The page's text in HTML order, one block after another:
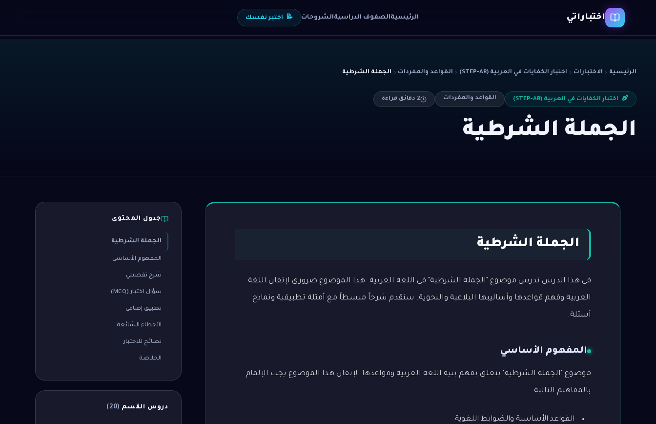
اختباراتي الرئيسيةالصفوف الدراسيةالشروحات 📝 اختبر نفسك
الرئيسية الاختبارات اختبار الكفايات في العربية (STEP-AR) القواعد والمفردات الجملة الشرطية
اختبار الكفايات في العربية (STEP-AR) القواعد والمفردات 2 دقائق قراءة
الجملة الشرطية
الجملة الشرطية
في هذا الدرس ندرس موضوع "الجملة الشرطية" في اللغة العربية. هذا الموضوع ضروري لإتقان اللغة
العربية وفهم قواعدها وأساليبها البلاغية والنحوية. سنقدم شرحاً مبسطاً مع أمثلة تطبيقية ونماذج
أسئلة.
المفهوم الأساسي
موضوع "الجملة الشرطية" يتعلق بفهم بنية اللغة العربية وقواعدها. لإتقان هذا الموضوع يجب الإلمام
بالمفاهيم التالية:
القواعد الأساسية والضوابط اللغوية
جدول المحتوى
الجملة الشرطية
المفهوم الأساسي
شرح تفصيلي
سؤال اختبار (MCQ)
تطبيق إضافي
الأخطاء الشائعة
نصائح للاختبار
الخلاصة
دروس القسم (
20
)